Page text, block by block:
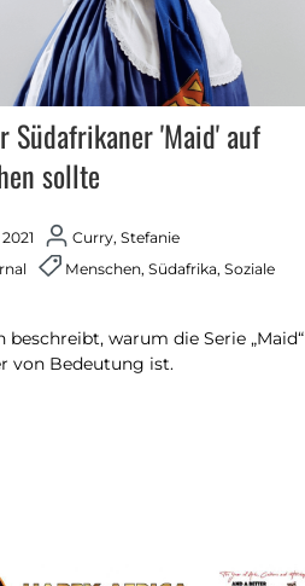
Südafrikaner 'Maid' auf
sollte
Curry, Stefanie
Menschen, Südafrika, Soziale
beschreibt, warum die Serie „Maid“
von Bedeutung ist.